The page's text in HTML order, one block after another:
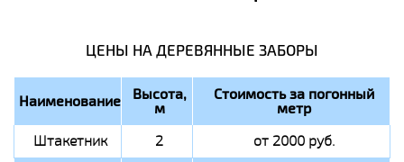
ЦЕНЫ НА ДЕРЕВЯННЫЕ ЗАБОРЫ
Наименование Высота,
м
Стоимость за погонный
метр
Штакетник 2
от 2000 руб.